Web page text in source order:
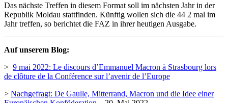
Das nächste Treffen in diesem Format soll im nächsten Jahr in der
Republik Moldau stattfinden. Künftig wollen sich die 44 2 mal im
Jahr treffen, so berichtet die FAZ in ihrer heutigen Ausgabe.
Auf unserem Blog:
> 9 mai 2022: Le discours d’Emmanuel Macron à Strasbourg lors
de clôture de la Conférence sur l’avenir de l’Europe
> Nachgefragt: De Gaulle, Mitterrand, Macron und die Idee einer